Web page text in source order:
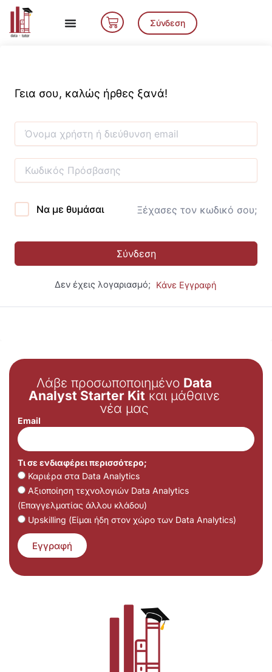
Μετάβαση
περιεχόμενο
Cart Σύνδεση
Γεια σου, καλώς ήρθες ξανά!
Να με θυμάσαι Ξέχασες τον κωδικό σου;
Σύνδεση
Δεν έχεις λογαριασμό; Κάνε Εγγραφή
Λάβε προσωποποιημένο Data
Analyst Starter Kit και μάθαινε
νέα μας
Email
Τι σε ενδιαφέρει περισσότερο;
Καριέρα στα Data Analytics
Αξιοποίηση τεχνολογιών Data Analytics
(Επαγγελματίας άλλου κλάδου)
Upskilling (Είμαι ήδη στον χώρο των Data Analytics)
Εγγραφή